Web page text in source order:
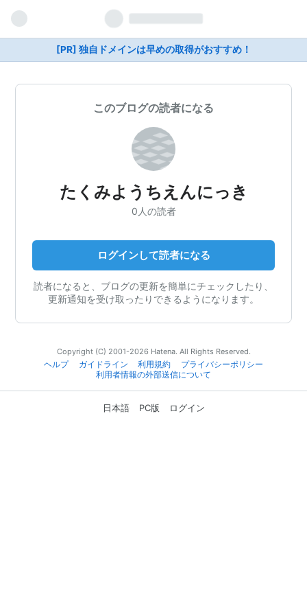
[PR] 独自ドメインは早めの取得がおすすめ！
このブログの読者になる
たくみようちえんにっき
0人の読者
ログインして読者になる
読者になると、ブログの更新を簡単にチェックしたり、
更新通知を受け取ったりできるようになります。
Copyright (C) 2001-2026 Hatena. All Rights Reserved.
ヘルプ
ガイドライン 利用規約
プライバシーポリシー
利用者情報の外部送信について
日本語 PC版 ログイン